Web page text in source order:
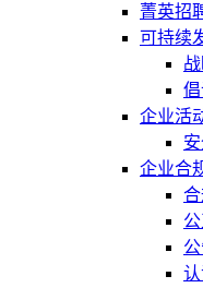
菁英招
可持续
企业活
企业合
合